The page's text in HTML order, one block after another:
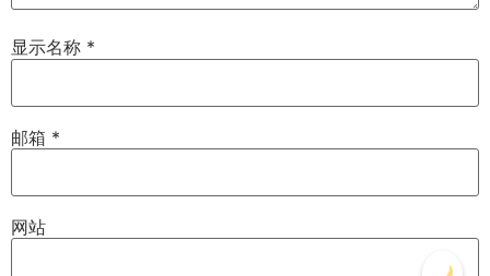
显示名称 *
邮箱 *
网站